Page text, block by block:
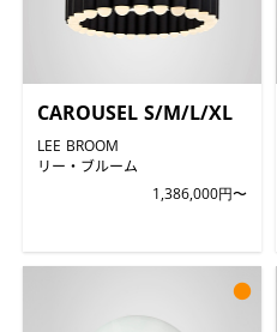
CAROUSEL S/M/L/XL
LEE BROOM
リー・ブルーム
1,386,000円〜
●